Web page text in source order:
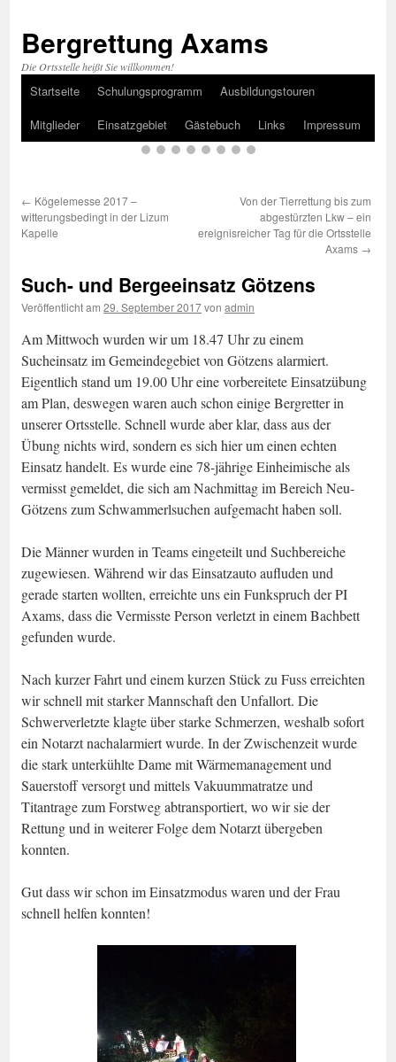
Bergrettung Axams
Die Ortsstelle heißt Sie willkommen!
Zum
Inhalt
Startseite Schulungsprogramm
Ausbildungstouren
Mitglieder
Einsatzgebiet Gästebuch Links Impressum
← Kögelemesse 2017 –
witterungsbedingt in der Lizum
Kapelle
Von der Tierrettung bis zum
abgestürzten Lkw – ein
ereignisreicher Tag für die Ortsstelle
Axams →
Such- und Bergeeinsatz Götzens
Veröffentlicht am 29. September 2017von admin
Am Mittwoch wurden wir um 18.47 Uhr zu einem
Sucheinsatz im Gemeindegebiet von Götzens alarmiert.
Eigentlich stand um 19.00 Uhr eine vorbereitete Einsatzübung
am Plan, deswegen waren auch schon einige Bergretter in
unserer Ortsstelle. Schnell wurde aber klar, dass aus der
Übung nichts wird, sondern es sich hier um einen echten
Einsatz handelt. Es wurde eine 78-jährige Einheimische als
vermisst gemeldet, die sich am Nachmittag im Bereich Neu-
Götzens zum Schwammerlsuchen aufgemacht haben soll.
Die Männer wurden in Teams eingeteilt und Suchbereiche
zugewiesen. Während wir das Einsatzauto aufluden und
gerade starten wollten, erreichte uns ein Funkspruch der PI
Axams, dass die Vermisste Person verletzt in einem Bachbett
gefunden wurde.
Nach kurzer Fahrt und einem kurzen Stück zu Fuss erreichten
wir schnell mit starker Mannschaft den Unfallort. Die
Schwerverletzte klagte über starke Schmerzen, weshalb sofort
ein Notarzt nachalarmiert wurde. In der Zwischenzeit wurde
die stark unterkühlte Dame mit Wärmemanagement und
Sauerstoff versorgt und mittels Vakuummatratze und
Titantrage zum Forstweg abtransportiert, wo wir sie der
Rettung und in weiterer Folge dem Notarzt übergeben
konnten.
Gut dass wir schon im Einsatzmodus waren und der Frau
schnell helfen konnten!